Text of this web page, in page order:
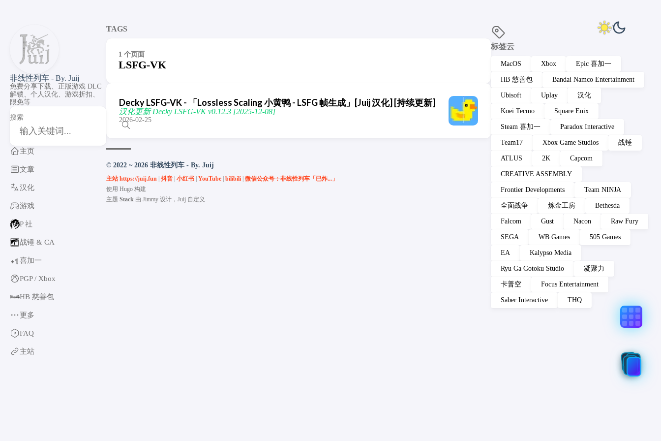
非线性列车 - By. Juij
免费分享下载、正版游戏 DLC
解锁、个人汉化、游戏折扣、
限免等
搜索
主页
文章
汉化
游戏
P 社
战锤 & CA
+1喜加一
PGP / Xbox
HB 慈善包
更多
FAQ
主站
标签云
MacOS Xbox Epic 喜加一
HB 慈善包 Bandai Namco Entertainment
Ubisoft Uplay 汉化
Koei Tecmo Square Enix
Steam 喜加一 Paradox Interactive
Team17 Xbox Game Studios 战锤
ATLUS 2K Capcom
CREATIVE ASSEMBLY
Frontier Developments Team NINJA
全面战争 炼金工房 Bethesda
Falcom Gust Nacon Raw Fury
SEGA WB Games 505 Games
EA Kalypso Media
Ryu Ga Gotoku Studio 凝聚力
卡普空 Focus Entertainment
Saber Interactive THQ
TAGS
1 个页面
LSFG-VK
Decky LSFG-VK - 「Lossless Scaling 小黄鸭 - LSFG 帧生成」[Juij 汉化] [持续更新]
汉化更新 Decky LSFG-VK v0.12.3 [2025-12-08]
2026-02-25
© 2022 ~ 2026 非线性列车 - By. Juij
主站 https://juij.fun| 抖音| 小红书| YouTube| bilibili|微信公众号：非线性列车「已炸...」
使用 Hugo构建
主题 Stack由 Jimmy设计，Juij 自定义